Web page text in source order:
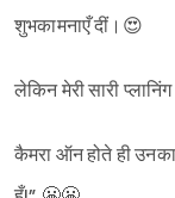
शुभकामनाएँ दीं।😍
लेकिन मेरी सारी
कैमरा ऑन होते ही